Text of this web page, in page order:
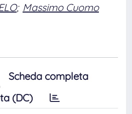
; Massimo Cuomo
Scheda completa
(DC)